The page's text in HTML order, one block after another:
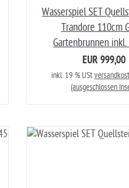
Wasserspiel SET
Trandore 110cm
Gartenbrunnen inkl.
EUR 999,00
inkl. 19 % USt
(ausgeschlossen